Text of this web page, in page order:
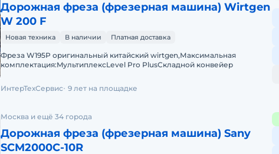
Дорожная фреза (фрезерная машина) Wirtgen
W 200 F
Новая техника В наличии Платная доставка
Фреза W195P оригинальный китайский wirtgen,Максимальная
комплектация:MультиплекcLеvеl Pro РlusСкладной конвейер
ИнтерТехСервис 9 лет на площадке
Москва и ещё 34 города
Дорожная фреза (фрезерная машина) Sany
SCM2000C-10R